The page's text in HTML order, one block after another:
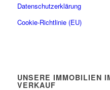
Datenschutzerklärung
Cookie-Richtlinie (EU)
UNSERE IMMOBILIEN
VERKAUF